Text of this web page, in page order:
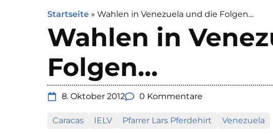
Startseite » Wahlen in Venezuela und die Folgen…
Wahlen in
Folgen…
8. Oktober 2012 0 Kommentare
Caracas IELV Pfarrer Lars Pferdehirt Venezuela